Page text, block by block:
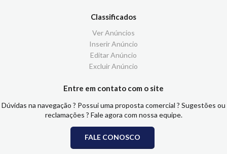
Classificados
Ver Anúncios
Inserir Anúncio
Editar Anúncio
Excluir Anúncio
Entre em contato com o site
Dúvidas na navegação ? Possui uma proposta comercial ? Sugestões ou
reclamações ? Fale agora com nossa equipe.
FALE CONOSCO